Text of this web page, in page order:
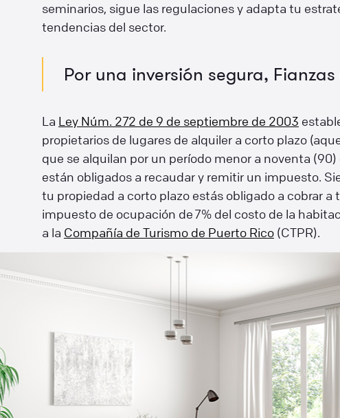
seminarios, sigue las regulaciones y adapta tu
tendencias del sector.
Por una inversión segura, Fianzas
La Ley Núm. 272 de 9 de septiembre de 2003
propietarios de lugares de alquiler a corto plazo
que se alquilan por un período menor a noventa
están obligados a recaudar y remitir un impuesto.
tu propiedad a corto plazo estás obligado a cobrar a
impuesto de ocupación de 7% del costo de la
a la Compañía de Turismo de Puerto Rico(CTPR).